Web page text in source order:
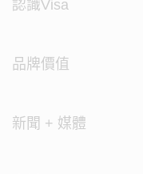
認識Visa
品牌價值
新聞 + 媒體